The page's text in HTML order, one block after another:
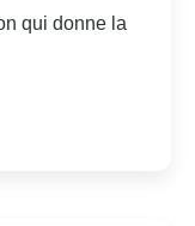
qui donne la